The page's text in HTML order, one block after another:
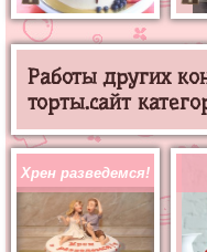
Работы других
торты.сайт
Хрен разведемся!